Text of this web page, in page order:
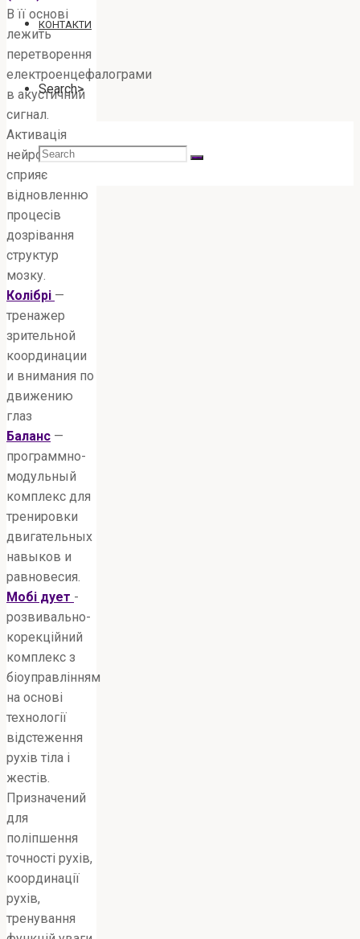
КОНТАКТИ
Search>
Search
for:
В її основі
лежить
перетворення
електроенцефалограми
в акустичний
сигнал.
Активація
нейропластичності
сприяє
відновленню
процесів
дозрівання
структур
мозку.
Колібрі —
тренажер
зрительной
координации
и внимания по
движению
глаз
Баланс —
программно-
модульный
комплекс для
тренировки
двигательных
навыков и
равновесия.
Мобі дует -
розвивально-
корекційний
комплекс з
біоуправлінням
на основі
технології
відстеження
рухів тіла і
жестів.
Призначений
для
поліпшення
точності рухів,
координації
рухів,
тренування